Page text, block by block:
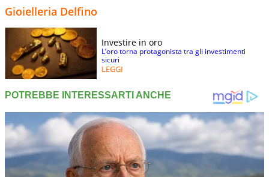
Gioielleria Delfino
Investire in oro
L’oro torna protagonista tra gli investimenti
sicuri
LEGGI